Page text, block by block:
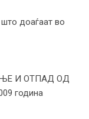
што доаѓаат во
И ОТПАД ОД
година